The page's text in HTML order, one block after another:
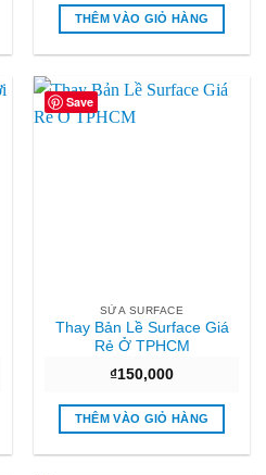
THÊM VÀO GIỎ HÀNG
Save
SỬA SURFACE
Thay Bản Lề Surface Giá
Rẻ Ở TPHCM
₫150,000
THÊM VÀO GIỎ HÀNG